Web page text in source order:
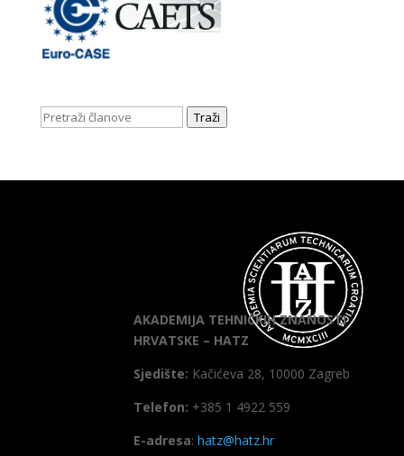
Traži
AKADEMIJA TEHNIČKIH ZNANOSTI
HRVATSKE – HATZ
Sjedište: Kačićeva 28, 10000 Zagreb
Telefon: +385 1 4922 559
E-adresa: hatz@hatz.hr